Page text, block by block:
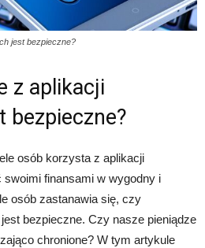
jest bezpieczne?
z aplikacji
bezpieczne?
osób korzysta z aplikacji
finansami w wygodny i
osób zastanawia się, czy
bezpieczne. Czy nasze pieniądze
chronione? W tym artykule